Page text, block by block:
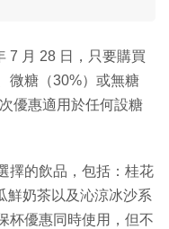
7 月 28 日，只要購買
微糖（30%）或無糖
優惠適用於任何設糖
擇的飲品，包括：桂花
鮮奶茶以及沁涼冰沙系
杯優惠同時使用，但不